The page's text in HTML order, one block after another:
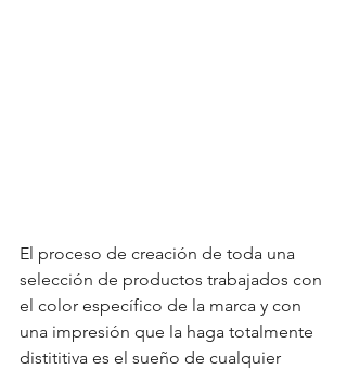
El proceso de creación de toda una
selección de productos trabajados con
el color específico de la marca y con
una impresión que la haga totalmente
distititiva es el sueño de cualquier